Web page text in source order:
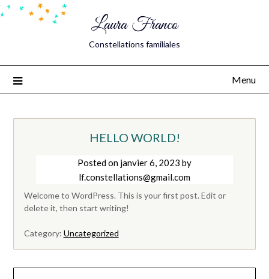
Laura Franco
Constellations familiales
Menu
HELLO WORLD!
Posted on janvier 6, 2023 by
lf.constellations@gmail.com
Welcome to WordPress. This is your first post. Edit or
delete it, then start writing!
Category: Uncategorized